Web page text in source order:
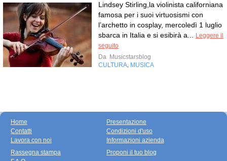
Lindsey Stirling,la violinista californiana
famosa per i suoi virtuosismi con
l’archetto in cosplay, mercoledì 1 luglio
sbarca in Italia e si esibirà a...
Leggere il
seguito
Da Musicstarsblog
CULTURA MUSICA
Home
Contatti
Lavora con noi
Presentazione
Condizioni d'uso
Informazioni azienda
Rassegna stampa
Proponi il tuo blog